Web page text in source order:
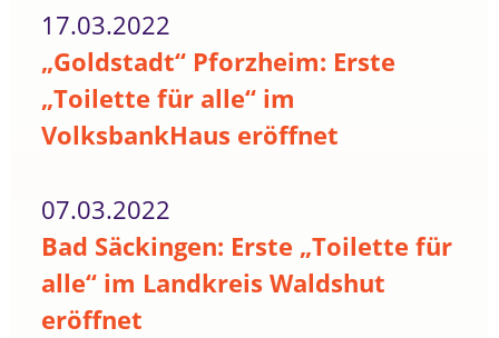
17.03.2022
„Goldstadt“ Pforzheim: Erste
„Toilette für alle“ im
VolksbankHaus eröffnet
07.03.2022
Bad Säckingen: Erste „Toilette für
alle“ im Landkreis Waldshut
eröffnet